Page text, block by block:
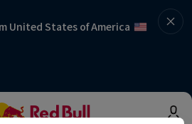
United States of America